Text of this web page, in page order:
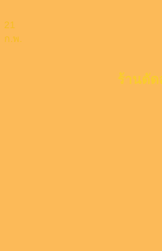
21
ก.พ.
ร้านตัด